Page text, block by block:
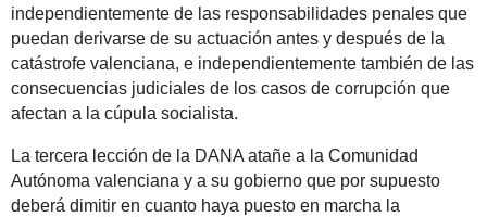
independientemente de las responsabilidades penales que
puedan derivarse de su actuación antes y después de la
catástrofe valenciana, e independientemente también de las
consecuencias judiciales de los casos de corrupción que
afectan a la cúpula socialista.
La tercera lección de la DANA atañe a la Comunidad
Autónoma valenciana y a su gobierno que por supuesto
deberá dimitir en cuanto haya puesto en marcha la